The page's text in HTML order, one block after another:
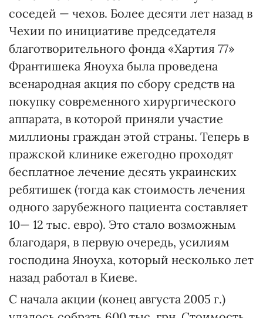
соседей — чехов. Более десяти лет назад в
Чехии по инициативе председателя
благотворительного фонда «Хартия 77»
Франтишека Яноуха была проведена
всенародная акция по сбору средств на
покупку современного хирургического
аппарата, в которой приняли участие
миллионы граждан этой страны. Теперь в
пражской клинике ежегодно проходят
бесплатное лечение десять украинских
ребятишек (тогда как стоимость лечения
одного зарубежного пациента составляет
10— 12 тыс. евро). Это стало возможным
благодаря, в первую очередь, усилиям
господина Яноуха, который несколько лет
назад работал в Киеве.
С начала акции (конец августа 2005 г.)